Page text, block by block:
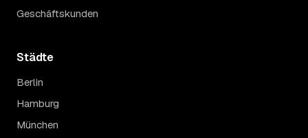
Geschäftskunden
Städte
Berlin
Hamburg
München